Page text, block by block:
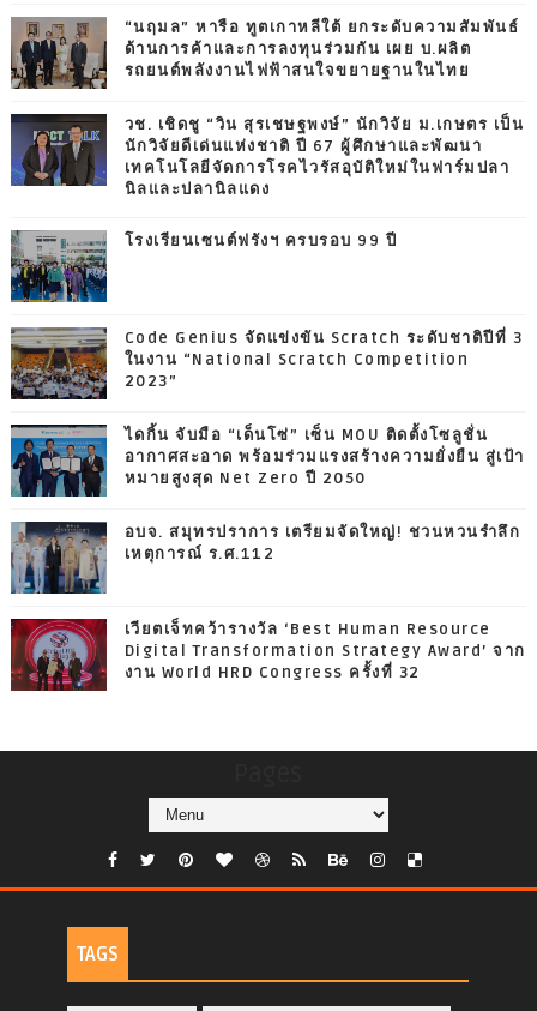
“นฤมล” หารือ ทูตเกาหลีใต้ ยกระดับความสัมพันธ์
ด้านการค้าและการลงทุนร่วมกัน เผย บ.ผลิต
รถยนต์พลังงานไฟฟ้าสนใจขยายฐานในไทย
วช. เชิดชู “วิน สุรเชษฐพงษ์” นักวิจัย ม.เกษตร เป็น
นักวิจัยดีเด่นแห่งชาติ ปี 67 ผู้ศึกษาและพัฒนา
เทคโนโลยีจัดการโรคไวรัสอุบัติใหม่ในฟาร์มปลา
นิลและปลานิลแดง
โรงเรียนเซนต์ฟรังฯ ครบรอบ 99 ปี
Code Genius จัดแข่งขัน Scratch ระดับชาติปีที่ 3
ในงาน “National Scratch Competition
2023”
ไดกิ้น จับมือ “เด็นโซ่” เซ็น MOU ติดตั้งโซลูชั่น
อากาศสะอาด พร้อมร่วมแรงสร้างความยั่งยืน สู่เป้า
หมายสูงสุด Net Zero ปี 2050
อบจ. สมุทรปราการ เตรียมจัดใหญ่! ชวนหวนรำลึก
เหตุการณ์ ร.ศ.112
เวียตเจ็ทคว้ารางวัล ‘Best Human Resource
Digital Transformation Strategy Award’ จาก
งาน World HRD Congress ครั้งที่ 32
TAGS